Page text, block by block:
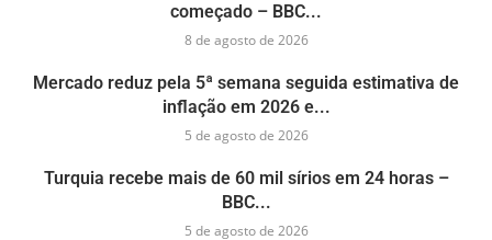
começado – BBC...
8 de agosto de 2026
Mercado reduz pela 5ª semana seguida estimativa de
inflação em 2026 e...
5 de agosto de 2026
Turquia recebe mais de 60 mil sírios em 24 horas –
BBC...
5 de agosto de 2026